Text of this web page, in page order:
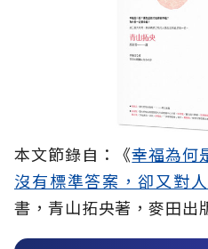
本文節錄自：《幸福為何
沒有標準答案，卻又對
書，青山拓央著，麥田出